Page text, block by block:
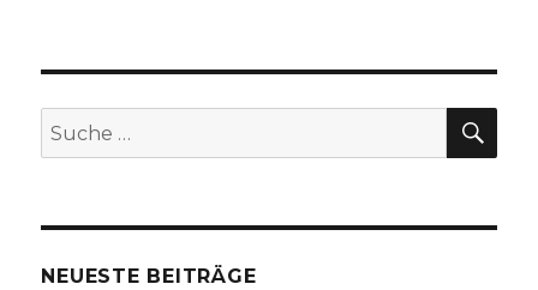
Suche
nach:
NEUESTE BEITRÄGE